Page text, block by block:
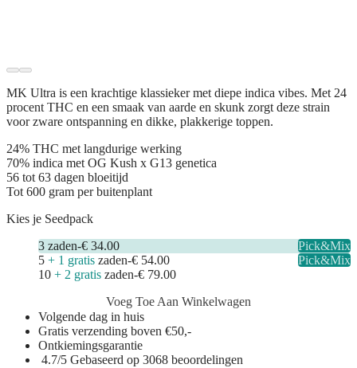
MK Ultra is een krachtige klassieker met diepe indica vibes. Met 24
procent THC en een smaak van aarde en skunk zorgt deze strain
voor zware ontspanning en dikke, plakkerige toppen.
24% THC met langdurige werking
70% indica met OG Kush x G13 genetica
56 tot 63 dagen bloeitijd
Tot 600 gram per buitenplant
Kies je Seedpack
3 zaden-€ 34.00
Pick&Mix
5 + 1 gratis zaden-€ 54.00
Pick&Mix
10 + 2 gratis zaden-€ 79.00
Voeg Toe Aan Winkelwagen
Volgende dag in huis
Gratis verzending boven €50,-
Ontkiemingsgarantie
4.7/5 Gebaseerd op 3068 beoordelingen